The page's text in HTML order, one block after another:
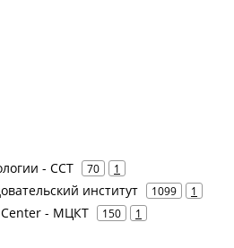
- ССТ 70 1
институт 1099 1
Center - МЦКТ 150 1